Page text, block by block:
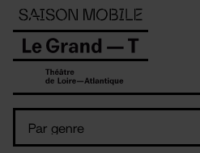
Panneau de gestion des cookies